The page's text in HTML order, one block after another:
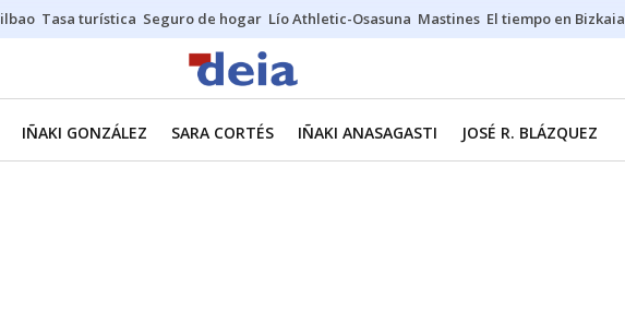
Tasa turística Seguro de hogar Lío Athletic-Osasuna Mastines El tiempo en Bizkaia
IÑAKI GONZÁLEZ SARA CORTÉS IÑAKI ANASAGASTI JOSÉ R. BLÁZQUEZ